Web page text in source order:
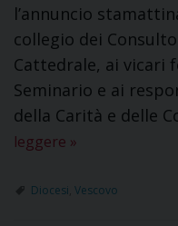
l’annuncio
collegio dei
Cattedrale, ai vicari
Seminario e ai
della Carità e delle
leggere »
Diocesi Vescovo